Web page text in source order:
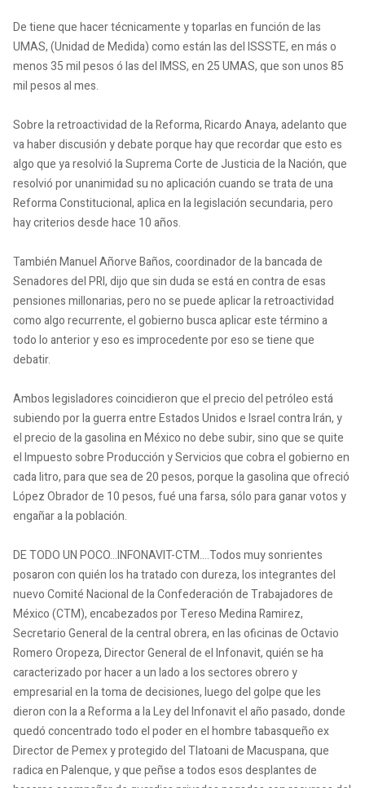
De tiene que hacer técnicamente y toparlas en función de las
UMAS, (Unidad de Medida) como están las del ISSSTE, en más o
menos 35 mil pesos ó las del IMSS, en 25 UMAS, que son unos 85
mil pesos al mes.
Sobre la retroactividad de la Reforma, Ricardo Anaya, adelanto que
va haber discusión y debate porque hay que recordar que esto es
algo que ya resolvió la Suprema Corte de Justicia de la Nación, que
resolvió por unanimidad su no aplicación cuando se trata de una
Reforma Constitucional, aplica en la legislación secundaria, pero
hay criterios desde hace 10 años.
También Manuel Añorve Baños, coordinador de la bancada de
Senadores del PRI, dijo que sin duda se está en contra de esas
pensiones millonarias, pero no se puede aplicar la retroactividad
como algo recurrente, el gobierno busca aplicar este término a
todo lo anterior y eso es improcedente por eso se tiene que
debatir.
Ambos legisladores coincidieron que el precio del petróleo está
subiendo por la guerra entre Estados Unidos e Israel contra Irán, y
el precio de la gasolina en México no debe subir, sino que se quite
el Impuesto sobre Producción y Servicios que cobra el gobierno en
cada litro, para que sea de 20 pesos, porque la gasolina que ofreció
López Obrador de 10 pesos, fué una farsa, sólo para ganar votos y
engañar a la población.
DE TODO UN POCO...INFONAVIT-CTM....Todos muy sonrientes
posaron con quién los ha tratado con dureza, los integrantes del
nuevo Comité Nacional de la Confederación de Trabajadores de
México (CTM), encabezados por Tereso Medina Ramirez,
Secretario General de la central obrera, en las oficinas de Octavio
Romero Oropeza, Director General de el Infonavit, quién se ha
caracterizado por hacer a un lado a los sectores obrero y
empresarial en la toma de decisiones, luego del golpe que les
dieron con la a Reforma a la Ley del Infonavit el año pasado, donde
quedó concentrado todo el poder en el hombre tabasqueño ex
Director de Pemex y protegido del Tlatoani de Macuspana, que
radica en Palenque, y que peñse a todos esos desplantes de